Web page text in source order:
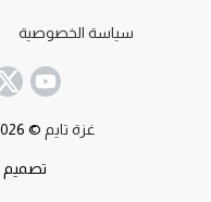
سياسة الخصوصية
غزة تايم © 2026 جميع الحقوق محفوظة.
تصميم